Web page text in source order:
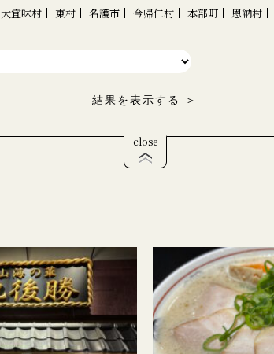
大宜味村 東村 名護市 今帰仁村 本部町 恩納村
結果を表示する ＞
close